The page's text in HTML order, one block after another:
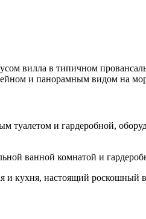
вилла в типичном
и панорамным видом на
туалетом и гардеробной,
ванной комнатой и
и кухня, настоящий